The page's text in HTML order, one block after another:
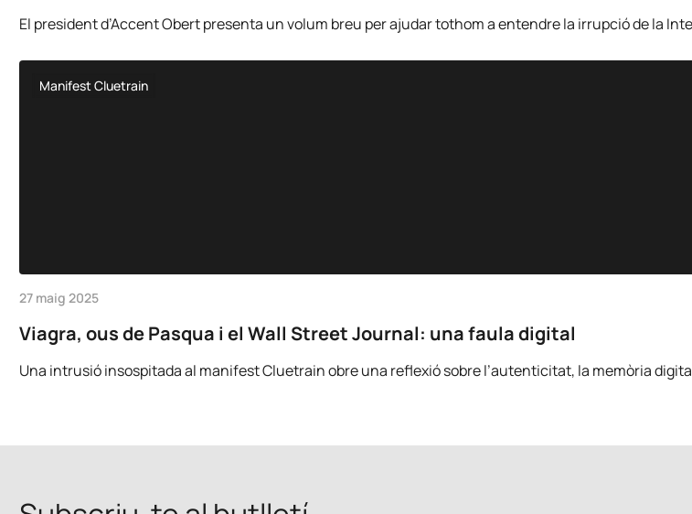
El president d’Accent Obert presenta un volum breu per ajudar tothom a entendre la irrupció de la
Manifest Cluetrain
27 maig 2025
Viagra, ous de Pasqua i el Wall Street Journal: una faula digital
Una intrusió insospitada al manifest Cluetrain obre una reflexió sobre l’autenticitat, la memòria